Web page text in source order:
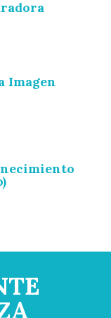
Imagen